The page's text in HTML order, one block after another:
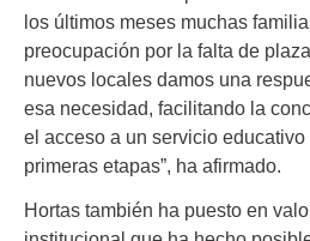
los últimos meses muchas
preocupación por la falta de
nuevos locales damos una
esa necesidad, facilitando la
el acceso a un servicio
primeras etapas”, ha afirmado.
Hortas también ha puesto en